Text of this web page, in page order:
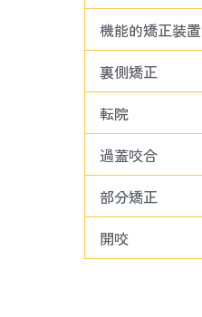
機能的矯正装置
裏側矯正
転院
過蓋咬合
部分矯正
開咬